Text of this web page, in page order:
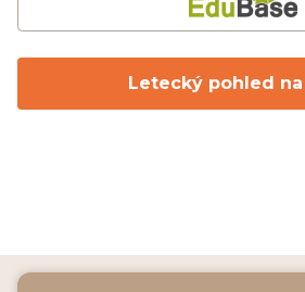
Letecký pohled